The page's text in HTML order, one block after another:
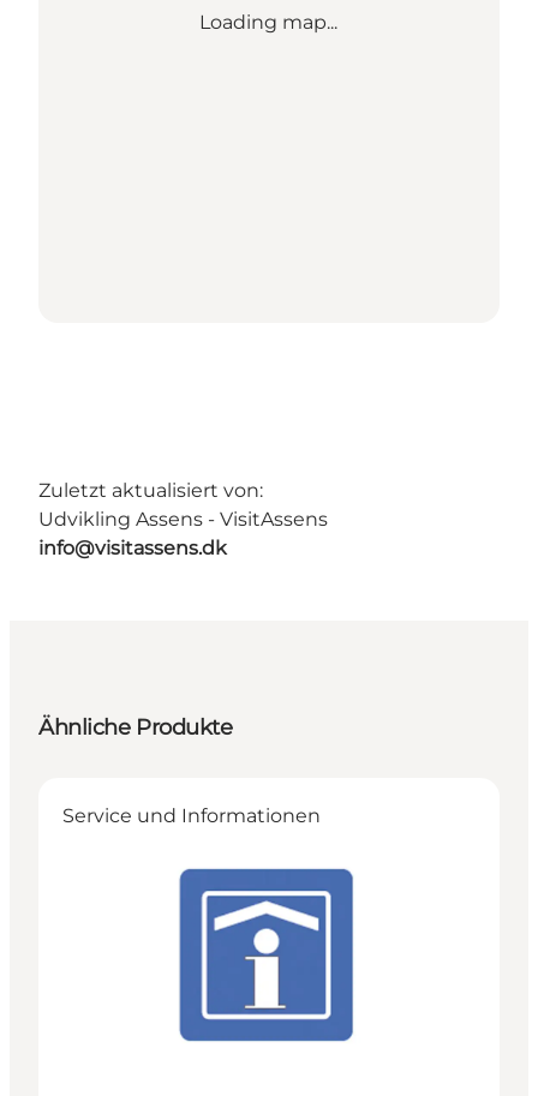
Loading map...
Zuletzt aktualisiert von:
Udvikling Assens - VisitAssens
info@visitassens.dk
Ähnliche Produkte
Service und Informationen